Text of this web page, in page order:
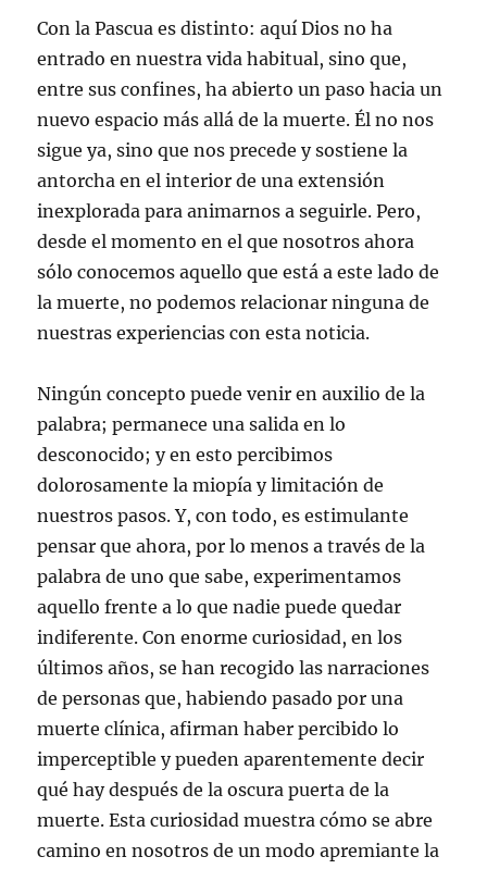
Con la Pascua es distinto: aquí Dios no ha
entrado en nuestra vida habitual, sino que,
entre sus confines, ha abierto un paso hacia un
nuevo espacio más allá de la muerte. Él no nos
sigue ya, sino que nos precede y sostiene la
antorcha en el interior de una extensión
inexplorada para animarnos a seguirle. Pero,
desde el momento en el que nosotros ahora
sólo conocemos aquello que está a este lado de
la muerte, no podemos relacionar ninguna de
nuestras experiencias con esta noticia.
Ningún concepto puede venir en auxilio de la
palabra; permanece una salida en lo
desconocido; y en esto percibimos
dolorosamente la miopía y limitación de
nuestros pasos. Y, con todo, es estimulante
pensar que ahora, por lo menos a través de la
palabra de uno que sabe, experimentamos
aquello frente a lo que nadie puede quedar
indiferente. Con enorme curiosidad, en los
últimos años, se han recogido las narraciones
de personas que, habiendo pasado por una
muerte clínica, afirman haber percibido lo
imperceptible y pueden aparentemente decir
qué hay después de la oscura puerta de la
muerte. Esta curiosidad muestra cómo se abre
camino en nosotros de un modo apremiante la